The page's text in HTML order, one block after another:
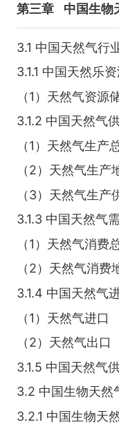
第三章 中国生物
3.1 中国天然气行
3.1.1 中国天然乐
（1）天然气资源
3.1.2 中国天然气
（1）天然气生产
（2）天然气生产
（3）天然气生产
3.1.3 中国天然气
（1）天然气消费
（2）天然气消费
3.1.4 中国天然气
（1）天然气进口
（2）天然气出口
3.1.5 中国天然气
3.2 中国生物天然
3.2.1 中国生物天